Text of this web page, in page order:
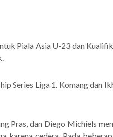
Piala Asia U-23 dan
Series Liga 1. Komang dan
Pras, dan Diego Michiels